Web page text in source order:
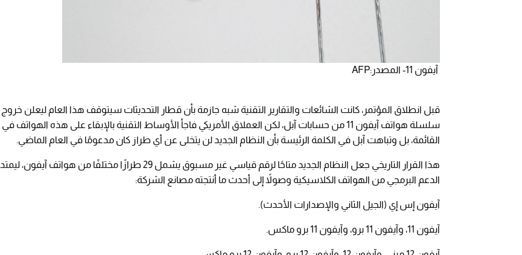
آيفون 11- المصدر:AFP
قبل انطلاق المؤتمر، كانت الشائعات والتقارير التقنية شبه جازمة بأن قطار التحديثات سيتوقف هذا العام ليعلن خروج
سلسلة هواتف آيفون 11 من حسابات آبل، لكن العملاق الأمريكي فاجأ الأوساط التقنية بالإبقاء على هذه الهواتف في
القائمة، بل وتباهت آبل في الكلمة الرئيسة بأن النظام الجديد لن يتخلى عن أي طراز كان مدعومًا في العام الماضي.
هذا القرار التاريخي جعل النظام الجديد متاحًا لرقم قياسي غير مسبوق يشمل 29 طرازًا مختلفًا من هواتف آيفون، ليمتد
الدعم البرمجي من الهواتف الكلاسيكية وصولاً إلى أحدث ما أنتجته مصانع الشركة:
آيفون إس إي (الجيل الثاني والإصدارات الأحدث).
آيفون 11، وآيفون 11 برو، وآيفون 11 برو ماكس.